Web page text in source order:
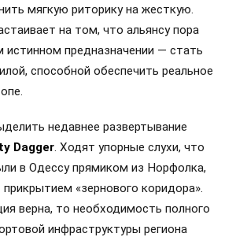
мягкую риторику на жесткую.
на том, что альянсу пора
истинном предназначении — стать
способной обеспечить реальное
недавнее развертывание
Dagger . Ходят упорные слухи, что
в Одессу прямиком из Норфолка,
«зернового коридора».
верна, то необходимость полного
инфраструктуры региона